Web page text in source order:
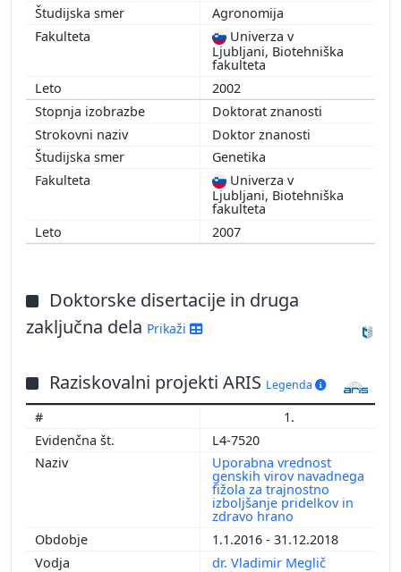
Agronomija
Univerza v
Ljubljani, Biotehniška
fakulteta
2002
Doktorat znanosti
Doktor znanosti
Genetika
Univerza v
Ljubljani, Biotehniška
fakulteta
2007
Doktorske disertacije in druga
zaključna dela Prikaži
Raziskovalni projekti ARIS Legenda
1.
L4-7520
Uporabna vrednost
genskih virov navadnega
fižola za trajnostno
izboljšanje pridelkov in
zdravo hrano
1.1.2016 - 31.12.2018
dr. Vladimir Meglič